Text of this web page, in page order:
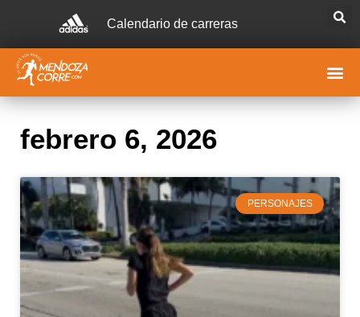
Calendario de carreras
febrero 6, 2026
PERSONAJES